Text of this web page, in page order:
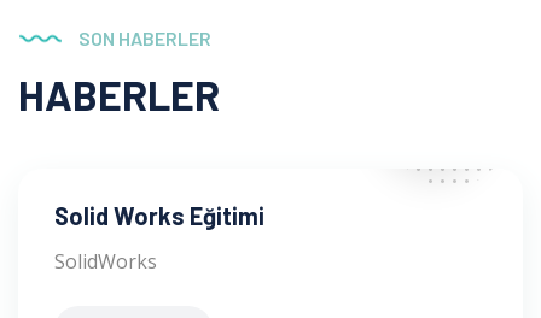
SON HABERLER
HABERLER
Solid Works Eğitimi
SolidWorks